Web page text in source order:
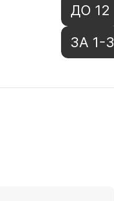
ДО 12
ЗА 1-3